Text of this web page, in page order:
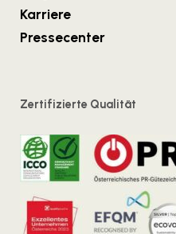
Karriere
Pressecenter
Zertifizierte Qualität